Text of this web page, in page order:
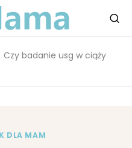
Czy badanie usg w ciąży
DLA MAM